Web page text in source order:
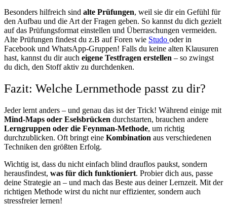
Besonders hilfreich sind alte Prüfungen, weil sie dir ein Gefühl für
den Aufbau und die Art der Fragen geben. So kannst du dich gezielt
auf das Prüfungsformat einstellen und Überraschungen vermeiden.
Alte Prüfungen findest du z.B auf Foren wie Studo oder in
Facebook und WhatsApp-Gruppen! Falls du keine alten Klausuren
hast, kannst du dir auch eigene Testfragen erstellen – so zwingst
du dich, den Stoff aktiv zu durchdenken.
Fazit: Welche Lernmethode passt zu dir?
Jeder lernt anders – und genau das ist der Trick! Während einige mit
Mind-Maps oder Eselsbrücken durchstarten, brauchen andere
Lerngruppen oder die Feynman-Methode, um richtig
durchzublicken. Oft bringt eine Kombination aus verschiedenen
Techniken den größten Erfolg.
Wichtig ist, dass du nicht einfach blind drauflos paukst, sondern
herausfindest, was für dich funktioniert. Probier dich aus, passe
deine Strategie an – und mach das Beste aus deiner Lernzeit. Mit der
richtigen Methode wirst du nicht nur effizienter, sondern auch
stressfreier lernen!